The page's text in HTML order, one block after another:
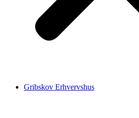
Gribskov Erhvervshus